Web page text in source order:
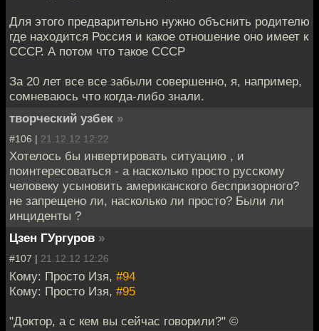
Для этого предварительно нужно объснить родителю
где находится Россия и какое отношение оно имеет к
СССР. А потом что такое СССР
За 20 лет все все забыли совершенно, я, например,
сомневаюсь что когда-либо знали.
творческий узбек »
#106 | 21.12.12 12:22
Хотелось бы инвертировать ситуацию , и
поинтересоваться - а насколько просто русскому
человеку усыновить американского беспризорного?
не запрещено ли, насколько ли просто? Были ли
инциденты ?
Цзен ГУргуров »
#107 | 21.12.12 12:26
Кому: Просто Изя, #94
Кому: Просто Изя, #95
"Доктор, а с кем вы сейчас говорили?" ©